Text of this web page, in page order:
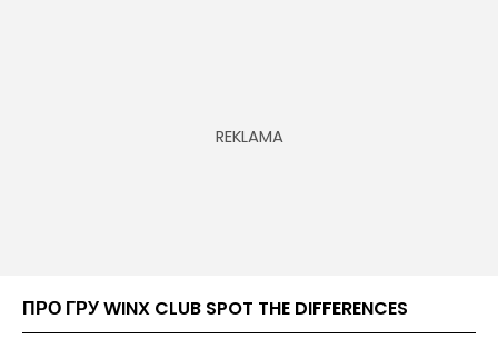
ПРО ГРУ WINX CLUB SPOT THE DIFFERENCES